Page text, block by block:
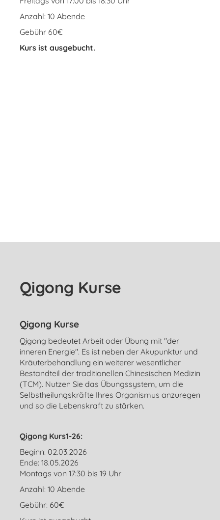
Anzahl: 10 Abende
Gebühr 60€
Kurs ist ausgebucht.
Qigong Kurse
Qigong Kurse
Qigong bedeutet Arbeit oder Übung mit "der
inneren Energie". Es ist neben der Akupunktur und
Kräuterbehandlung ein weiterer wesentlicher
Bestandteil der traditionellen Chinesischen Medizin
(TCM). Nutzen Sie das Übungssystem, um die
Selbstheilungskräfte Ihres Organismus anzuregen
und so die Lebenskraft zu stärken.
Qigong Kurs1-26:
Beginn: 02.03.2026
Ende: 18.05.2026
Montags von 17:30 bis 19 Uhr
Anzahl: 10 Abende
Gebühr: 60€